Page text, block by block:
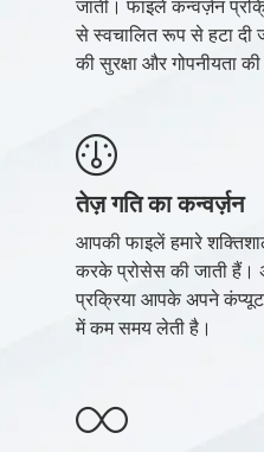
जाती। फाइलें कन्वर्ज़न
से स्वचालित रूप से हटा
की सुरक्षा और गोपनीयता
तेज़ गति का कन्वर्ज़न
आपकी फाइलें हमारे
करके प्रोसेस की जाती हैं।
प्रक्रिया आपके अपने
में कम समय लेती है।